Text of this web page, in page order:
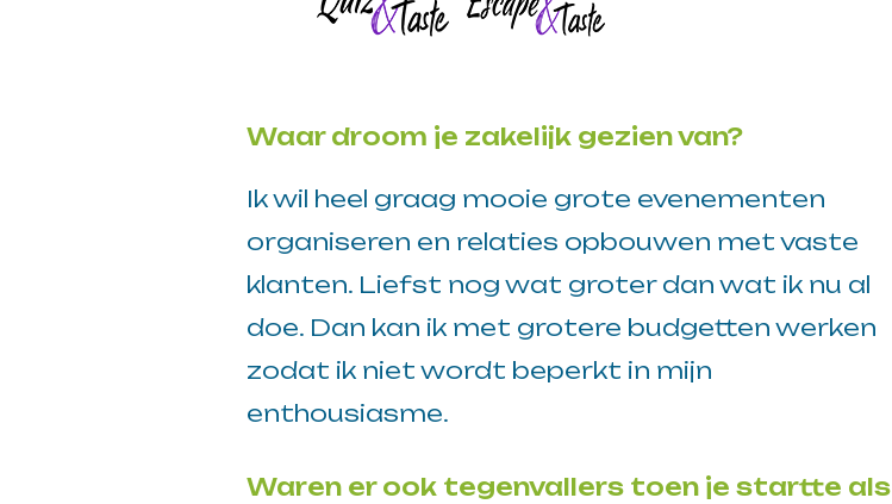
Waar droom je zakelijk gezien van?
Ik wil heel graag mooie grote evenementen
organiseren en relaties opbouwen met vaste
klanten. Liefst nog wat groter dan wat ik nu al
doe. Dan kan ik met grotere budgetten werken
zodat ik niet wordt beperkt in mijn
enthousiasme.
Waren er ook tegenvallers toen je startte als